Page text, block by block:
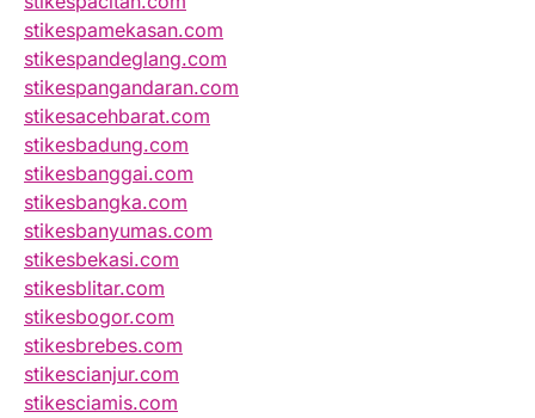
stikespamekasan.com
stikespandeglang.com
stikespangandaran.com
stikesacehbarat.com
stikesbadung.com
stikesbanggai.com
stikesbangka.com
stikesbanyumas.com
stikesbekasi.com
stikesblitar.com
stikesbogor.com
stikesbrebes.com
stikescianjur.com
stikesciamis.com